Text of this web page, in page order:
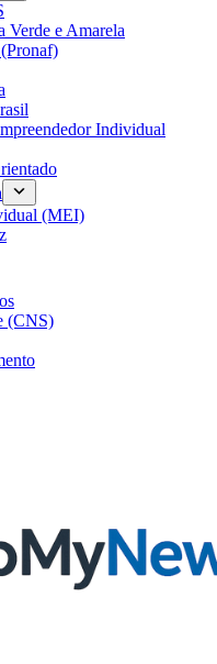
Verde e Amarela
Individual
(MEI)
(CNS)